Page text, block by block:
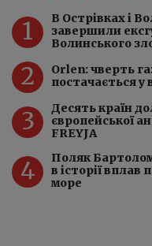
1
️В Острівках і
завершили
Волинського
2
Orlen: чверть
постачається у
3
Десять країн
європейської
FREYJA
4
Поляк
в історії вплав
море